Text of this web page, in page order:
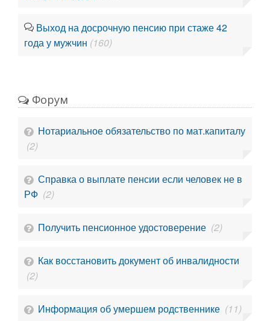
Выход на досрочную пенсию при стаже 42
года у мужчин (160)
Форум
Нотариальное обязательство по мат.капиталу
(2)
Справка о выплате пенсии если человек не в
РФ (2)
Получить пенсионное удостоверение (2)
Как восстановить документ об инвалидности
(2)
Информация об умершем родственнике (11)